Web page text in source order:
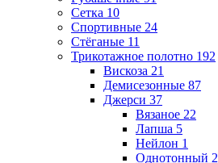
Сетка 10
Спортивные 24
Стёганые 11
Трикотажное полотно 192
Вискоза 21
Демисезонные 87
Джерси 37
Вязаное 22
Лапша 5
Нейлон 1
Однотонный 2